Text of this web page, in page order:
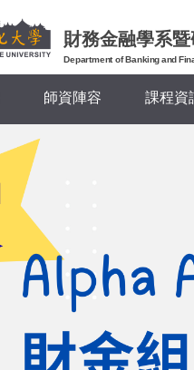
財務金融學系
Department of Banking and
師資陣容 課程資